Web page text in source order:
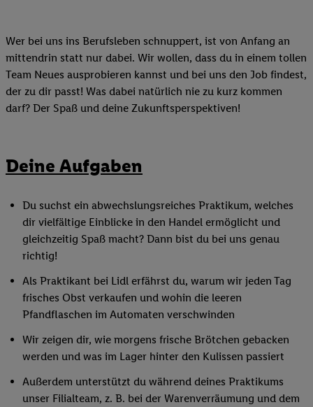
Wer bei uns ins Berufsleben schnuppert, ist von Anfang an
mittendrin statt nur dabei. Wir wollen, dass du in einem tollen
Team Neues ausprobieren kannst und bei uns den Job findest,
der zu dir passt! Was dabei natürlich nie zu kurz kommen
darf? Der Spaß und deine Zukunftsperspektiven!
Deine Aufgaben
Du suchst ein abwechslungsreiches Praktikum, welches
dir vielfältige Einblicke in den Handel ermöglicht und
gleichzeitig Spaß macht? Dann bist du bei uns genau
richtig!
Als Praktikant bei Lidl erfährst du, warum wir jeden Tag
frisches Obst verkaufen und wohin die leeren
Pfandflaschen im Automaten verschwinden
Wir zeigen dir, wie morgens frische Brötchen gebacken
werden und was im Lager hinter den Kulissen passiert
Außerdem unterstützt du während deines Praktikums
unser Filialteam, z. B. bei der Warenverräumung und dem